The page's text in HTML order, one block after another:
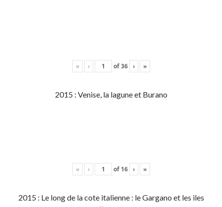
« ‹ of36 › »
2015 : Venise, la lagune et Burano
« ‹ of 16 › »
2015 : Le long de la cote italienne : le Gargano et les iles